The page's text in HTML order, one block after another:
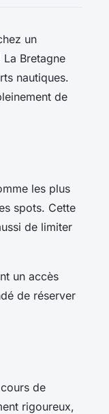
un
Bretagne
nautiques.
de
les plus
spots. Cette
de limiter
un accès
de réserver
de
rigoureux,